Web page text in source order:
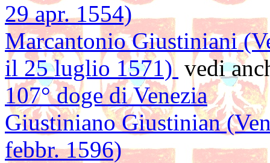
29 apr. 1554)
Marcantonio Giustiniani
il 25 luglio 1571) vedi
107° doge di Venezia
Giustiniano Giustinian
febbr. 1596)